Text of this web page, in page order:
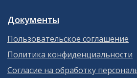
Документы
Пользовательское соглашение
Политика конфиденциальности
Согласие на обработку